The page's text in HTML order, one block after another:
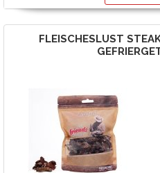
FLEISCHESLUST